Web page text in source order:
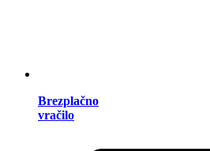
Brezplačno
vračilo